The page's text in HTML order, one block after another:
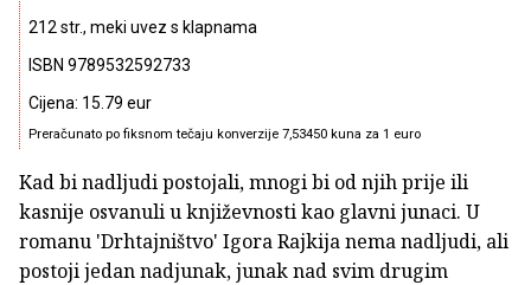
212 str., meki uvez s klapnama
ISBN 9789532592733
Cijena: 15.79 eur
Preračunato po fiksnom tečaju konverzije 7,53450 kuna za 1 euro
Kad bi nadljudi postojali, mnogi bi od njih prije ili
kasnije osvanuli u književnosti kao glavni junaci. U
romanu 'Drhtajništvo' Igora Rajkija nema nadljudi, ali
postoji jedan nadjunak, junak nad svim drugim